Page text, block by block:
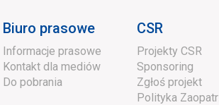
Biuro prasowe
Informacje prasowe
Kontakt dla mediów
Do pobrania
CSR
Projekty CSR
Sponsoring
Zgłoś projekt
Polityka